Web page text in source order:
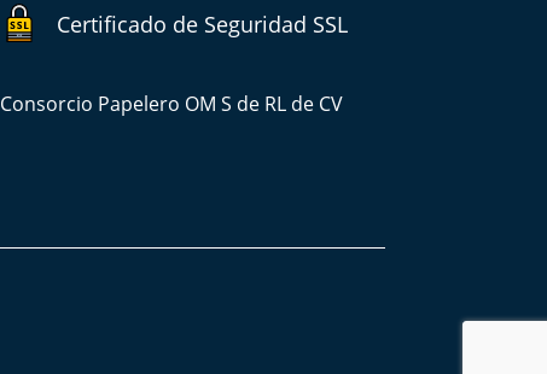
Certificado de Seguridad SSL
Consorcio Papelero OM S de RL de CV